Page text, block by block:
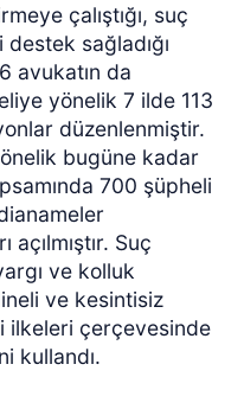
çalıştığı, suç
sağladığı
avukatın da
yönelik 7 ilde 113
düzenlenmiştir.
bugüne kadar
700 şüpheli
Suç
ve kolluk
ve kesintisiz
ilkeleri çerçevesinde
kullandı.